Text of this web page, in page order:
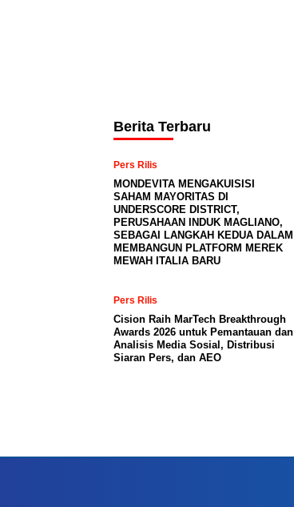
Berita Terbaru
Pers Rilis
MONDEVITA MENGAKUISISI
SAHAM MAYORITAS DI
UNDERSCORE DISTRICT,
PERUSAHAAN INDUK MAGLIANO,
SEBAGAI LANGKAH KEDUA DALAM
MEMBANGUN PLATFORM MEREK
MEWAH ITALIA BARU
Pers Rilis
Cision Raih MarTech Breakthrough
Awards 2026 untuk Pemantauan dan
Analisis Media Sosial, Distribusi
Siaran Pers, dan AEO